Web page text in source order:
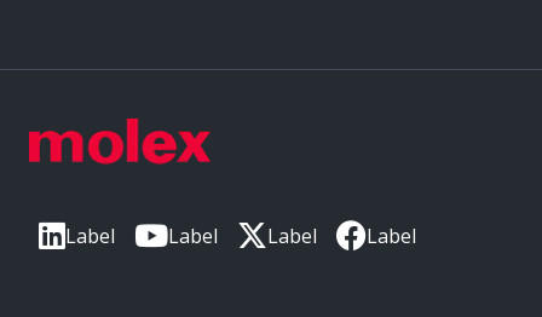
Label Label Label Label